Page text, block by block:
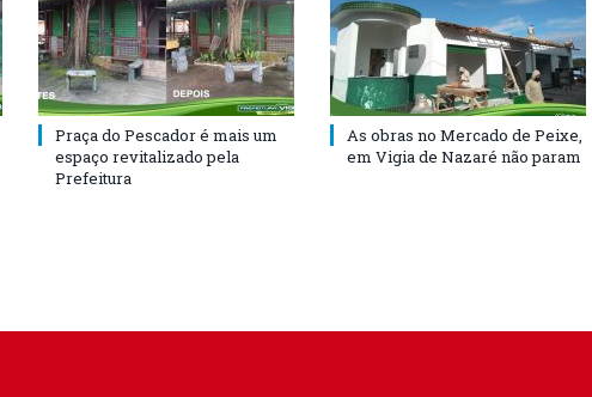
Praça do Pescador é mais um
espaço revitalizado pela
Prefeitura
As obras no Mercado de Peixe,
em Vigia de Nazaré não param